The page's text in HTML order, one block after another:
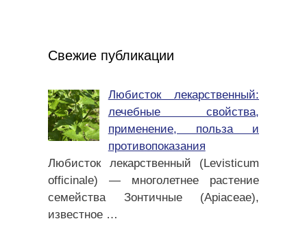
Свежие публикации
Любисток лекарственный:
лечебные свойства,
применение, польза и
противопоказания
Любисток лекарственный (Levisticum
officinale) — многолетнее растение
семейства Зонтичные (Apiaceae),
известное …